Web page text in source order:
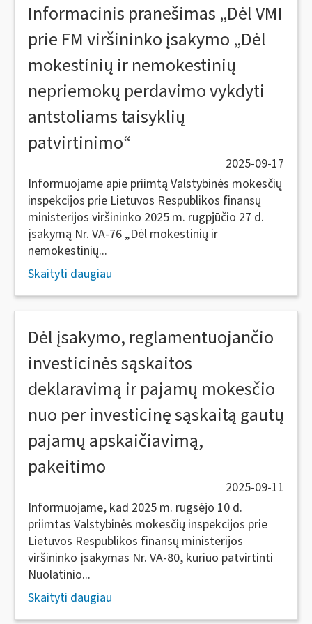
Informacinis pranešimas „Dėl VMI
prie FM viršininko įsakymo „Dėl
mokestinių ir nemokestinių
nepriemokų perdavimo vykdyti
antstoliams taisyklių
patvirtinimo“
2025-09-17
Informuojame apie priimtą Valstybinės mokesčių
inspekcijos prie Lietuvos Respublikos finansų
ministerijos viršininko 2025 m. rugpjūčio 27 d.
įsakymą Nr. VA-76 „Dėl mokestinių ir
nemokestinių...
Skaityti daugiau
Dėl įsakymo, reglamentuojančio
investicinės sąskaitos
deklaravimą ir pajamų mokesčio
nuo per investicinę sąskaitą gautų
pajamų apskaičiavimą,
pakeitimo
2025-09-11
Informuojame, kad 2025 m. rugsėjo 10 d.
priimtas Valstybinės mokesčių inspekcijos prie
Lietuvos Respublikos finansų ministerijos
viršininko įsakymas Nr. VA-80, kuriuo patvirtinti
Nuolatinio...
Skaityti daugiau